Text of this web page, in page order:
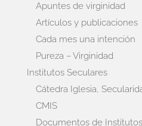
Apuntes de virginidad
Artículos y publicaciones
Cada mes una intención
Pureza – Virginidad
Institutos Seculares
Cátedra Iglesia,
CMIS
Documentos de